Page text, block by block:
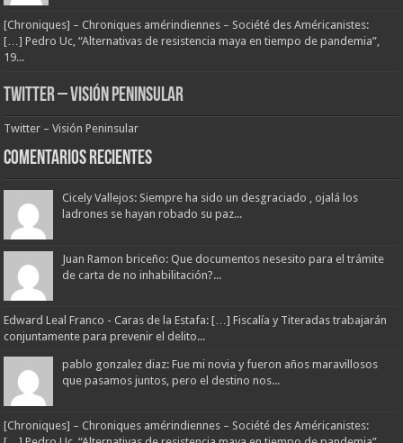
[Chroniques] – Chroniques amérindiennes – Société des Américanistes:
[…] Pedro Uc, “Alternativas de resistencia maya en tiempo de pandemia”,
19...
Twitter – Visión Peninsular
Twitter – Visión Peninsular
Comentarios Recientes
Cicely Vallejos: Siempre ha sido un desgraciado , ojalá los
ladrones se hayan robado su paz...
Juan Ramon briceño: Que documentos nesesito para el trámite
de carta de no inhabilitación?...
Edward Leal Franco - Caras de la Estafa: […] Fiscalía y Titeradas trabajarán
conjuntamente para prevenir el delito...
pablo gonzalez diaz: Fue mi novia y fueron años maravillosos
que pasamos juntos, pero el destino nos...
[Chroniques] – Chroniques amérindiennes – Société des Américanistes: